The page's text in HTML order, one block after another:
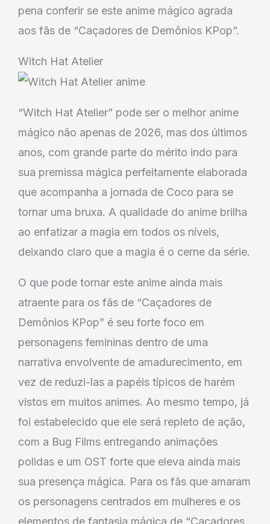
pena conferir se este anime mágico agrada
aos fãs de “Caçadores de Demônios KPop”.
Witch Hat Atelier
“Witch Hat Atelier” pode ser o melhor anime
mágico não apenas de 2026, mas dos últimos
anos, com grande parte do mérito indo para
sua premissa mágica perfeitamente elaborada
que acompanha a jornada de Coco para se
tornar uma bruxa. A qualidade do anime brilha
ao enfatizar a magia em todos os níveis,
deixando claro que a magia é o cerne da série.
O que pode tornar este anime ainda mais
atraente para os fãs de “Caçadores de
Demônios KPop” é seu forte foco em
personagens femininas dentro de uma
narrativa envolvente de amadurecimento, em
vez de reduzi-las a papéis típicos de harém
vistos em muitos animes. Ao mesmo tempo, já
foi estabelecido que ele será repleto de ação,
com a Bug Films entregando animações
polidas e um OST forte que eleva ainda mais
sua presença mágica. Para os fãs que amaram
os personagens centrados em mulheres e os
elementos de fantasia mágica de “Caçadores